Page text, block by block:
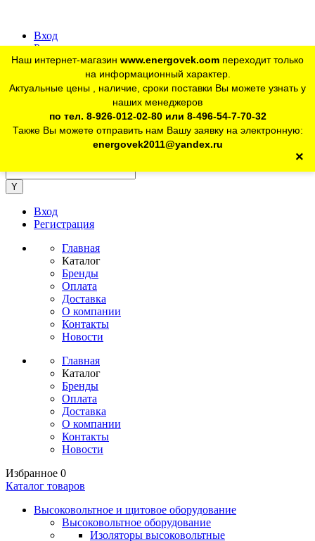
Вход
Регистрация
Для юр. лиц:+7 (926) 012-02-80
telegram Розничный магазин:+7 (925) 902-46-10
Наш интернет-магазин www.energovek.com переходит только
на информационный характер.
Актуальные цены , наличие, сроки поставки Вы можете узнать у
наших менеджеров
по тел. 8-926-012-02-80 или 8-496-54-7-70-32
Также Вы можете отправить нам Вашу заявку на электронную:
energovek2011@yandex.ru
×
Вход
Регистрация
Главная
Каталог
Бренды
Оплата
Доставка
О компании
Контакты
Новости
Главная
Каталог
Бренды
Оплата
Доставка
О компании
Контакты
Новости
Избранное 0
Каталог товаров
Высоковольтное и щитовое оборудование
Высоковольтное оборудование
Изоляторы высоковольтные